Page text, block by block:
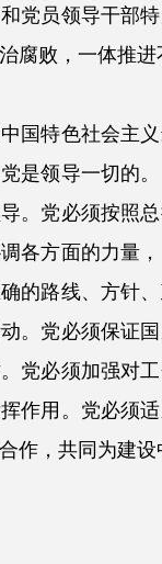
党员领导干部
腐败，一体推
特色社会主义
是领导一切的
。党必须按照
各方面的力量
的路线、方针
。党必须保证
党必须加强对
作用。党必须
作，共同为建